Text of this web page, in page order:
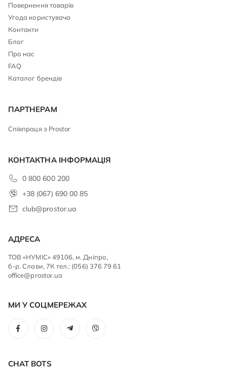
Повернення товарів
Угода користувача
Контакти
Блог
Про нас
FAQ
Каталог брендів
ПАРТНЕРАМ
Співпраця з Prostor
КОНТАКТНА ІНФОРМАЦІЯ
0 800 600 200
+38 (067) 690 00 85
club@prostor.ua
АДРЕСА
ТОВ «НУМІС» 49106, м. Дніпро,
б-р. Слави, 7К тел.: (056) 376 79 61
office@prostor.ua
МИ У СОЦМЕРЕЖАХ
CHAT BOTS